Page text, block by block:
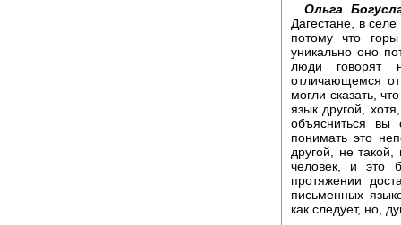
Ольга
Дагестане, в
потому что
уникально оно
люди говорят
отличающемся
могли сказать,
язык другой,
объясниться
понимать это
другой, не
человек, и это
протяжении
письменных
как следует, но,